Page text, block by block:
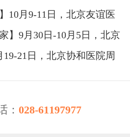
成都会诊，破解癫痫疑难
10月9-11日，北京友谊医
+治疗援助，破解癫痫难
】9月30日-10月5日，北京
家蓉城亲诊+癫痫大额救
19-21日，北京协和医院周
： 028-61197977